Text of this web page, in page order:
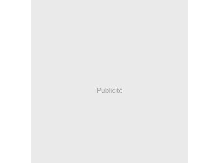
Publicité